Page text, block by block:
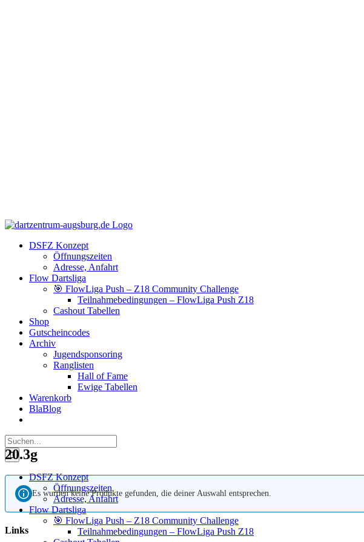
DSFZ Konzept
Öffnungszeiten
Adresse, Anfahrt
Flow Dartsliga
🎯 FlowLiga Push – Z18 Community Challenge
Teilnahmebedingungen – FlowLiga Push Z18
Cashout Tabellen
Shop
Gutscheincodes
Archiv
Jugendsponsoring
Ranglisten
Hall of Fame
Ewige Tabellen
Warenkorb
BlaBlog
Suche
nach:
DSFZ Konzept
Öffnungszeiten
Adresse, Anfahrt
Flow Dartsliga
🎯 FlowLiga Push – Z18 Community Challenge
Teilnahmebedingungen – FlowLiga Push Z18
20.3g
Es wurden keine Produkte gefunden, die deiner Auswahl entsprechen.
Links